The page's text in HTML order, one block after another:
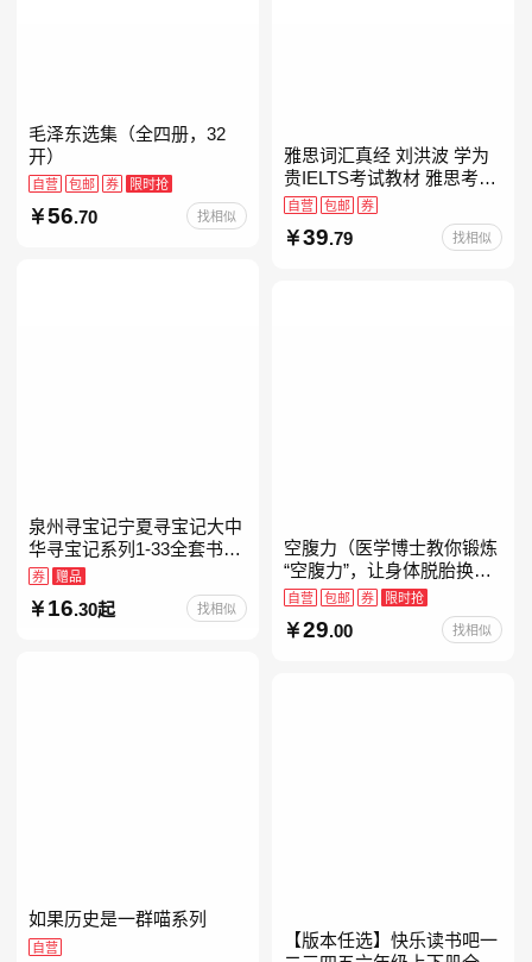
毛泽东选集（全四册，32
开）
自营 包邮 券 限时抢
56.70 找相似
雅思词汇真经 刘洪波 学为
贵IELTS考试教材 雅思考试
资料单词书核心词汇书
自营 包邮 券
39.79 找相似
泉州寻宝记宁夏寻宝记大中
华寻宝记系列1-33全套书32
册【含新书宁夏寻宝记】当
当自营正版6-12岁新疆海南
广东福建河北黑
券 赠品
16.30起 找相似
空腹力（医学博士教你锻炼
“空腹力”，让身体脱胎换
骨！）
自营 包邮 券 限时抢
29.00 找相似
如果历史是一群喵系列
自营
【版本任选】快乐读书吧一